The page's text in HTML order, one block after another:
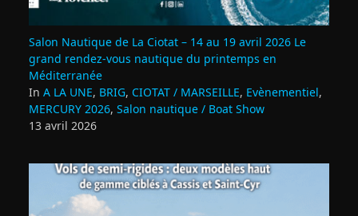
Salon Nautique de La Ciotat – 14 au 19 avril 2026 Le
grand rendez‑vous nautique du printemps en
Méditerranée
In A LA UNE, BRIG, CIOTAT / MARSEILLE, Evènementiel,
MERCURY 2026, Salon nautique / Boat Show
13 avril 2026